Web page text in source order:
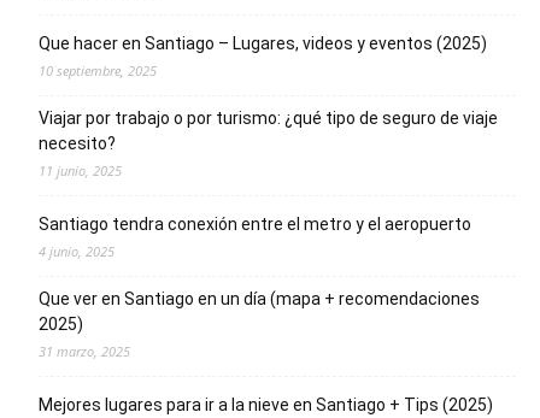
Que hacer en Santiago – Lugares, videos y eventos (2025)
10 septiembre, 2025
Viajar por trabajo o por turismo: ¿qué tipo de seguro de viaje
necesito?
11 junio, 2025
Santiago tendra conexión entre el metro y el aeropuerto
4 junio, 2025
Que ver en Santiago en un día (mapa + recomendaciones
2025)
31 marzo, 2025
Mejores lugares para ir a la nieve en Santiago + Tips (2025)